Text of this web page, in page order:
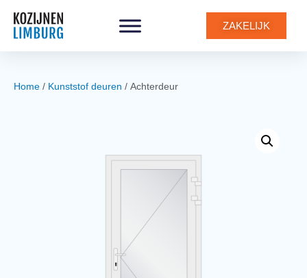
ZAKELIJK
Home / Kunststof deuren / Achterdeur